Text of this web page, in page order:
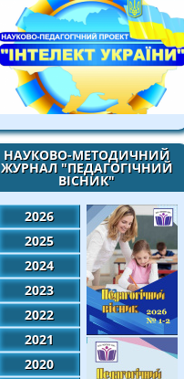
НАУКОВО-МЕТОДИЧНИЙ
ЖУРНАЛ "ПЕДАГОГІЧНИЙ
ВІСНИК"
2026
2025
2024
2023
2022
2021
2020